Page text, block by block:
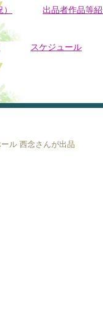
出品者作品等
スケジュール
ル 西念さんが出品